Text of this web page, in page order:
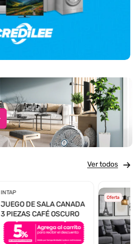
Ver todos
Proveedor:
INTAP
JUEGO DE SALA CANADA
3 PIEZAS CAFÉ OSCURO
Oferta